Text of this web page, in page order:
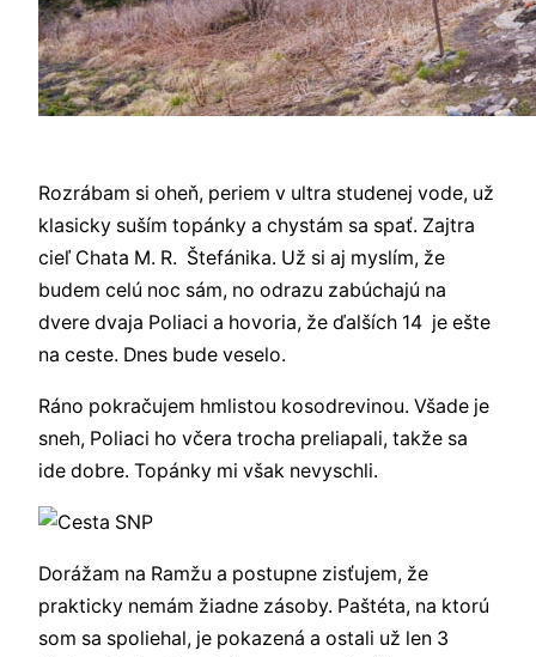
Rozrábam si oheň, periem v ultra studenej vode, už
klasicky suším topánky a chystám sa spať. Zajtra
cieľ Chata M. R. Štefánika. Už si aj myslím, že
budem celú noc sám, no odrazu zabúchajú na
dvere dvaja Poliaci a hovoria, že ďalších 14 je ešte
na ceste. Dnes bude veselo.
Ráno pokračujem hmlistou kosodrevinou. Všade je
sneh, Poliaci ho včera trocha preliapali, takže sa
ide dobre. Topánky mi však nevyschli.
Dorážam na Ramžu a postupne zisťujem, že
prakticky nemám žiadne zásoby. Paštéta, na ktorú
som sa spoliehal, je pokazená a ostali už len 3